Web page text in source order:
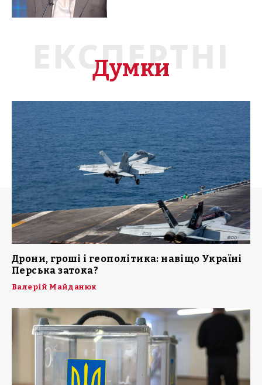
ЕКСПЕРТНІ
Думки
Дрони, гроші і геополітика: навіщо Україні
Перська затока?
Валерій Майданюк